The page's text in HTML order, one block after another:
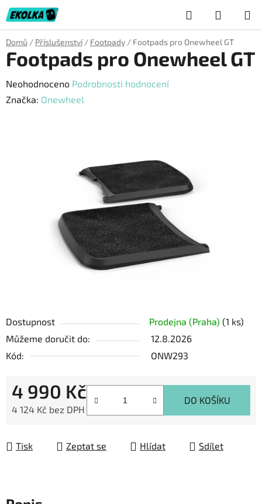
Přejít
na
obsah
Hledat
KOŠÍK
Domů / Příslušenství / Footpady / Footpads pro Onewheel GT
Dostupnost Prodejna (Praha) (1 ks)
Můžeme doručit do:
12.8.2026
Kód:
ONW293
4 990 Kč
4 124 Kč bez DPH
DO KOŠÍKU
Tisk Zeptat se Hlídat Sdílet
Footpads pro Onewheel GT
Průměrné
hodnocení
Neohodnoceno Podrobnosti hodnocení
Značka: Onewheel